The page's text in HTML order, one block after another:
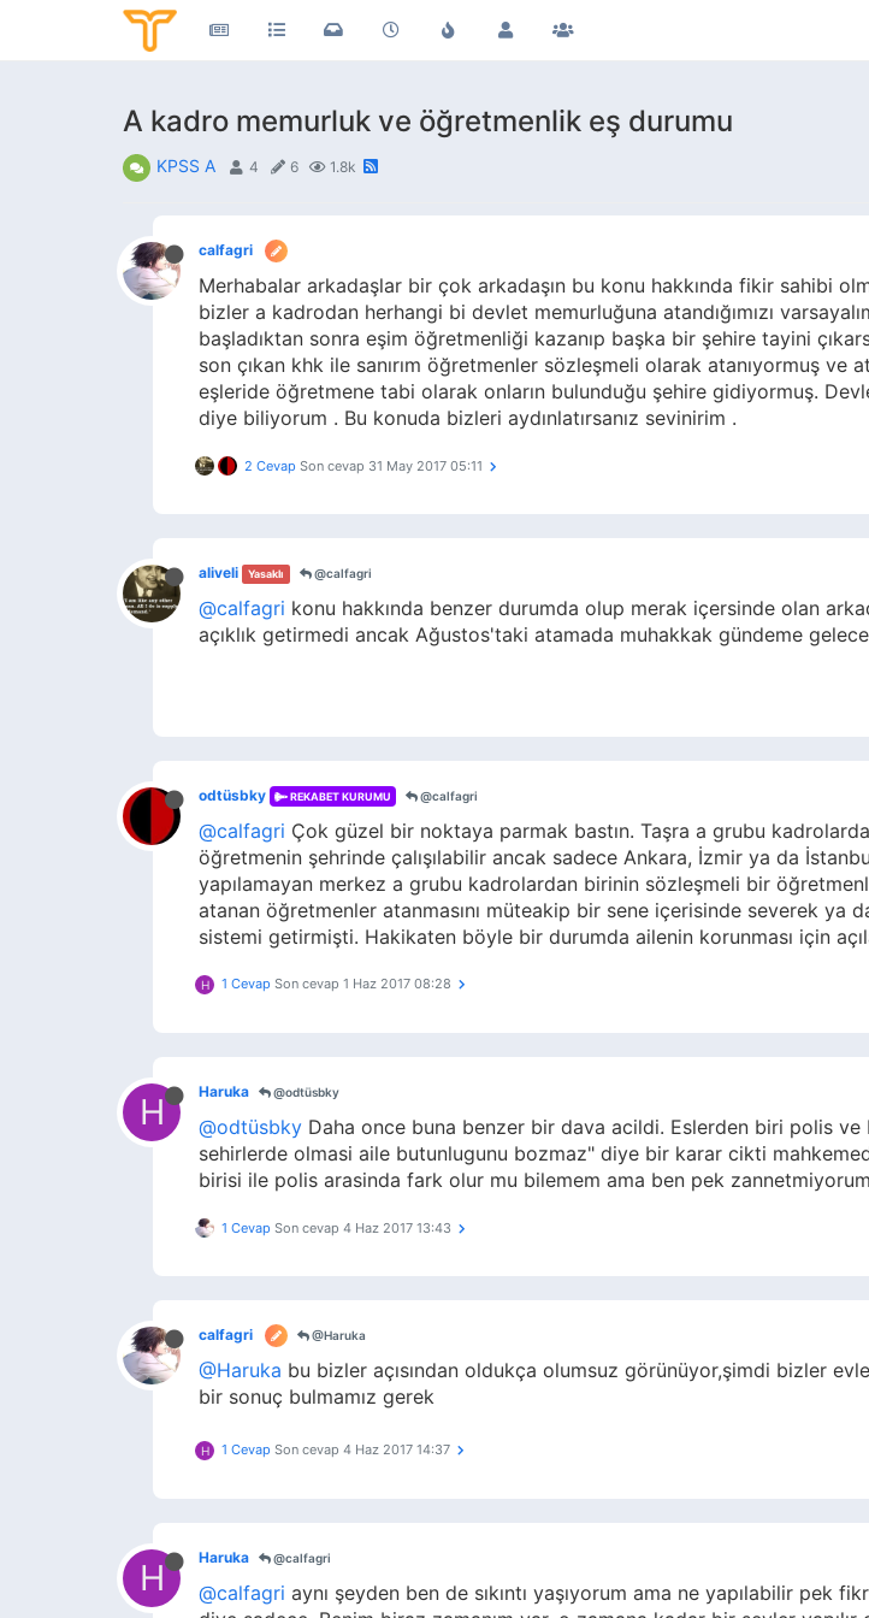
A kadro memurluk ve öğretmenlik eş durumu
KPSS A 4 6 1.8k
calfagri
Merhabalar arkadaşlar bir çok arkadaşın bu konu hakkında fikir sahibi
bizler a kadrodan herhangi bi devlet memurluğuna atandığımızı
başladıktan sonra eşim öğretmenliği kazanıp başka bir şehire tayini
son çıkan khk ile sanırım öğretmenler sözleşmeli olarak atanıyormuş ve
eşleride öğretmene tabi olarak onların bulunduğu şehire gidiyormuş.
diye biliyorum . Bu konuda bizleri aydınlatırsanız sevinirim .
2 Cevap Son cevap 31 May 2017 05:11
aliveli Yasaklı @calfagri
@calfagri konu hakkında benzer durumda olup merak içersinde olan
açıklık getirmedi ancak Ağustos'taki atamada muhakkak gündeme
odtüsbky REKABET KURUMU @calfagri
@calfagri Çok güzel bir noktaya parmak bastın. Taşra a grubu
öğretmenin şehrinde çalışılabilir ancak sadece Ankara, İzmir ya da
yapılamayan merkez a grubu kadrolardan birinin sözleşmeli bir
atanan öğretmenler atanmasını müteakip bir sene içerisinde severek ya
sistemi getirmişti. Hakikaten böyle bir durumda ailenin korunması için
H 1 Cevap Son cevap 1 Haz 2017 08:28
H Haruka @odtüsbky
@odtüsbky Daha once buna benzer bir dava acildi. Eslerden biri polis
sehirlerde olmasi aile butunlugunu bozmaz" diye bir karar cikti
birisi ile polis arasinda fark olur mu bilemem ama ben pek
1 Cevap Son cevap 4 Haz 2017 13:43
calfagri @Haruka
@Haruka bu bizler açısından oldukça olumsuz görünüyor,şimdi bizler
bir sonuç bulmamız gerek
H 1 Cevap Son cevap 4 Haz 2017 14:37
H Haruka @calfagri
@calfagri aynı şeyden ben de sıkıntı yaşıyorum ama ne yapılabilir pek